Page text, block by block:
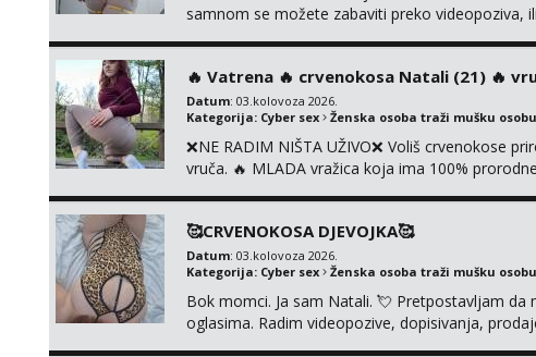
samnom se možete zabaviti preko videopoziva,
‎️‍🔥 Vatrena ‎️‍🔥 crvenokosa Natali (21) ‎️‍🔥
Datum: 03.kolovoza 2026.
Kategorija: Cyber sex Ženska osoba traži mušku osobu
❌NE RADIM NIŠTA UŽIVO❌ Voliš crvenokose
vruča.‎ ️‍🔥 MLADA vražica koja ima 100%
dovoljna uvije...
🥰CRVENOKOSA DJEVOJKA🥰
Datum: 03.kolovoza 2026.
Kategorija: Cyber sex Ženska osoba traži mušku osobu
Bok momci. Ja sam Natali. 💘 Pretpostavljam
oglasima. Radim videopozive, dopisivanja,